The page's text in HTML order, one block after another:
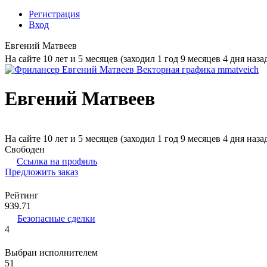
Регистрация
Вход
Евгений Матвеев
На сайте 10 лет и 5 месяцев (заходил 1 год 9 месяцев 4 дня
Евгений Матвеев
На сайте 10 лет и 5 месяцев (заходил 1 год 9 месяцев 4 дня
Свободен
Ссылка на профиль
Предложить заказ
Рейтинг
939.71
Безопасные сделки
4
Выбран исполнителем
51